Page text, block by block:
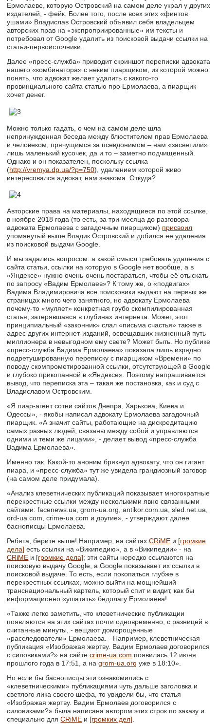
Ермолаеве, которую Островский на самом деле украл у других
издателей, - фейк. Более того, после всех этих «финтов
ушами» Владислав Островский объявил себя владельцем
авторских прав на «экспроприированные» им тексты и
потребовал от Google удалить из поисковой выдачи ссылки на
статьи-первоисточники.
Далее «пресс-служба» приводит скриншот переписки адвоката
нашего «комбинатора» с неким пиарщиком, из которой можно
понять, что адвокат желает удалить с какого-то
провинциального сайта статью про Ермолаева, а пиарщик
хочет денег.
Можно только гадать, о чем на самом деле шла
непринужденная беседа между блюстителем прав Ермолаева
и человеком, прячущимся за псевдонимом – нам «засветили»
лишь маленький кусочек, да и то – заметно подчищенный.
Однако и он показателен, поскольку ссылка
(http://vremya.dp.ua/?p=750), удалением которой живо
интересовался адвокат, нам знакома. Откуда?
Авторские права на материалы, находящиеся по этой ссылке,
в ноябре 2018 года (то есть, за три месяца до разговора
адвоката Ермолаева с загадочным пиарщиком) присвоил
упомянутый выше Владик Островский и добился ее удаления
из поисковой выдачи Google.
И мы задались вопросом: а какой смысл требовать удаления с
сайта статьи, ссылки на которую в Google нет вообще, а в
«Яндексе» нужно очень-очень постараться, чтобы её отыскать
по запросу «Вадим Ермолаев»? К тому же, о «подвигах»
Вадима Владимировича все поисковики выдают на первых же
страницах много чего занятного, но адвокату Ермолаева
почему-то «муляет» конкретная грубо скомпилированная
статья, затерявшаяся в глубинах интернета. Может, этот
принципиальный «законник» слал «письма счастья» также в
адрес других интернет-изданий, освещавших жизненный путь
миллионера в невыгодном ему свете? Может быть. Но публике
«пресс-служба Вадима Ермолаева» показала лишь изрядно
подретушированную переписку с пиарщиком «Времени» по
поводу скомпрометированной ссылки, отсутствующей в Google
и глубоко прикопанной в «Яндексе». Поэтому напрашивается
вывод, что переписка эта – такая же постановка, как и суд с
Владиславом Островским.
«Я пиар-агент сотни сайтов Днепра, Харькова, Киева и
Одессы», - якобы написал адвокату Ермолаева загадочный
пиарщик. «А значит сайты, работающие на дискредитацию
самых разных людей, связаны между собой и управляются
одними и теми же лицами», - делает вывод «пресс-служба
Вадима Ермолаева».
Именно так. Какой-то аноним брякнул адвокату, что он гигант
пиара, и «пресс-служба» тут же увидела грандиозный заговор
(на самом деле придумала).
«Анализ клеветнических публикаций показывает многократные
перекрестные ссылки между несколькими явно связанными
сайтами: facenews.ua, grom-ua.org, antikor.com.ua, sled.net.ua,
ord-ua.com, crime-ua.com и другие», - утверждают далее
баснописцы Ермолаева.
Ребята, берите выше! Например, на сайтахCRiME и [громкие
дела] есть ссылки на «Википедию», а в «Википедии» - на
CRiME и [громкие дела]; эти сайты нередко ссылаются на
поисковую выдачу Google, а Google показывает их ссылки в
поисковой выдаче. То есть, если покопаться глубже в
перекрестных ссылках, можно выйти на мощнейший
транснациональный картель, который спит и видит, как бы
информационно «ушатать» бедолагу Ермолаева!
«Также легко заметить, что клеветнические публикации
появляются на этих сайтах почти одновременно, с разницей в
считанные минуты, - вещают доморощенные
«расследователи» Ермолаева. - Например, клеветническая
публикация «Изображая жертву. Вадим Ермолаев договорился
с силовиками?» на сайтеcrime-ua.com появилась 12 июня
прошлого года в 17:51, а наgrom-ua.org уже в 18:10».
Но если бы баснописцы эти ознакомились с
«клеветническими» публикациями чуть дальше заголовка и
светлого лика своего шефа, то увидели бы, что статья
«Изображая жертву. Вадим Ермолаев договорился с
силовиками?» была написана автором этих строк по заказу и
специально дляCRiME и [громких дел]